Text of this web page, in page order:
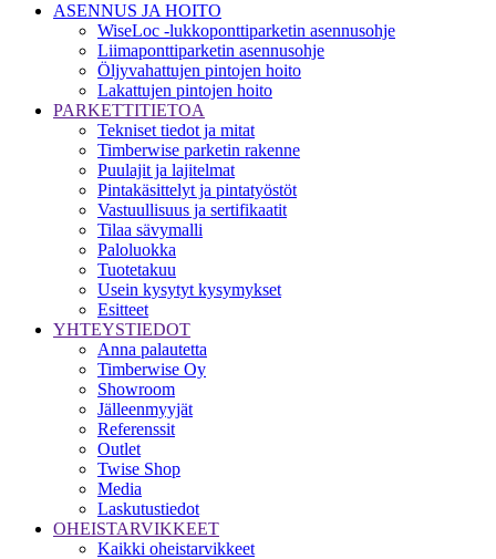
ASENNUS JA HOITO
WiseLoc -lukkoponttiparketin asennusohje
Liimaponttiparketin asennusohje
Öljyvahattujen pintojen hoito
Lakattujen pintojen hoito
PARKETTITIETOA
Tekniset tiedot ja mitat
Timberwise parketin rakenne
Puulajit ja lajitelmat
Pintakäsittelyt ja pintatyöstöt
Vastuullisuus ja sertifikaatit
Tilaa sävymalli
Paloluokka
Tuotetakuu
Usein kysytyt kysymykset
Esitteet
YHTEYSTIEDOT
Anna palautetta
Timberwise Oy
Showroom
Jälleenmyyjät
Referenssit
Outlet
Twise Shop
Media
Laskutustiedot
OHEISTARVIKKEET
Kaikki oheistarvikkeet